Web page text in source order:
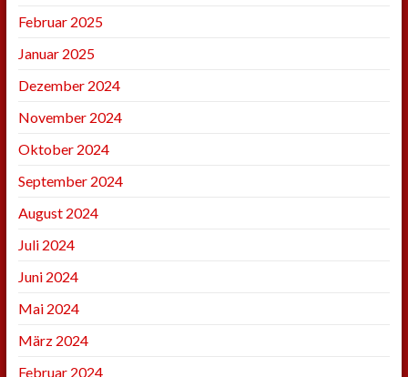
Februar 2025
Januar 2025
Dezember 2024
November 2024
Oktober 2024
September 2024
August 2024
Juli 2024
Juni 2024
Mai 2024
März 2024
Februar 2024